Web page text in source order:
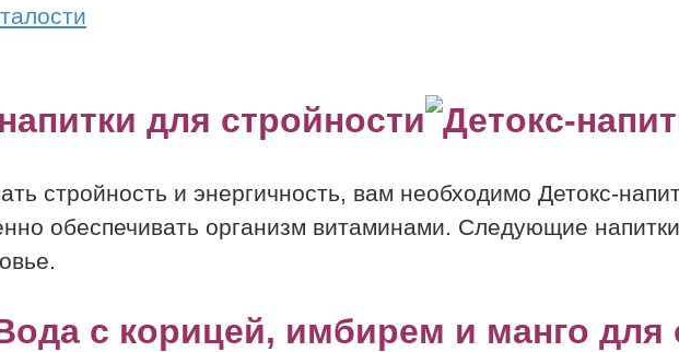
для стройности
стройность и энергичность, вам необходимо Детокс-
обеспечивать организм витаминами. Следующие
с корицей, имбирем и манго для